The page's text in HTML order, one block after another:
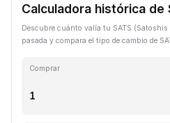
Calculadora histórica de
Descubre cuánto valía tu SATS
pasada y compara el tipo de cambio de
Comprar